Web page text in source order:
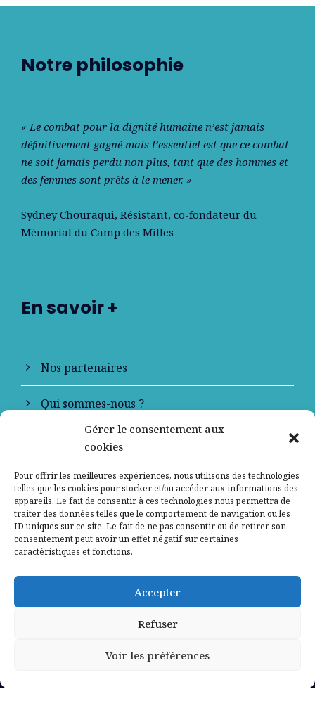
Gérer le consentement aux
cookies
Pour offrir les meilleures expériences, nous utilisons des technologies
telles que les cookies pour stocker et/ou accéder aux informations des
appareils. Le fait de consentir à ces technologies nous permettra de
traiter des données telles que le comportement de navigation ou les
ID uniques sur ce site. Le fait de ne pas consentir ou de retirer son
consentement peut avoir un effet négatif sur certaines
caractéristiques et fonctions.
Accepter
Refuser
Voir les préférences
Notre philosophie
« Le combat pour la dignité humaine n’est jamais
déﬁnitivement gagné mais l’essentiel est que ce combat
ne soit jamais perdu non plus, tant que des hommes et
des femmes sont prêts à le mener. »
Sydney Chouraqui, Résistant, co-fondateur du
Mémorial du Camp des Milles
En savoir +
Nos partenaires
Qui sommes-nous ?
Contactez-nous
Mentions légales
Politique de confidentialité